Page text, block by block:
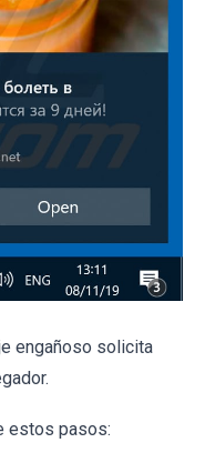
engañoso solicita
estos pasos: